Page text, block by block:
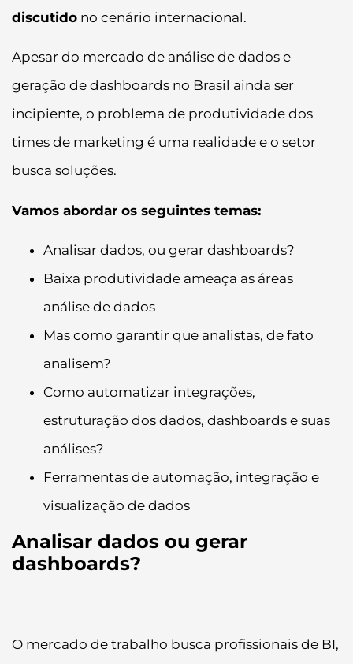
discutido no cenário internacional.
Apesar do mercado de análise de dados e
geração de dashboards no Brasil ainda ser
incipiente, o problema de produtividade dos
times de marketing é uma realidade e o setor
busca soluções.
Vamos abordar os seguintes temas:
Analisar dados, ou gerar dashboards?
Baixa produtividade ameaça as áreas
análise de dados
Mas como garantir que analistas, de fato
analisem?
Como automatizar integrações,
estruturação dos dados, dashboards e suas
análises?
Ferramentas de automação, integração e
visualização de dados
Analisar dados ou gerar
dashboards?
O mercado de trabalho busca profissionais de BI,